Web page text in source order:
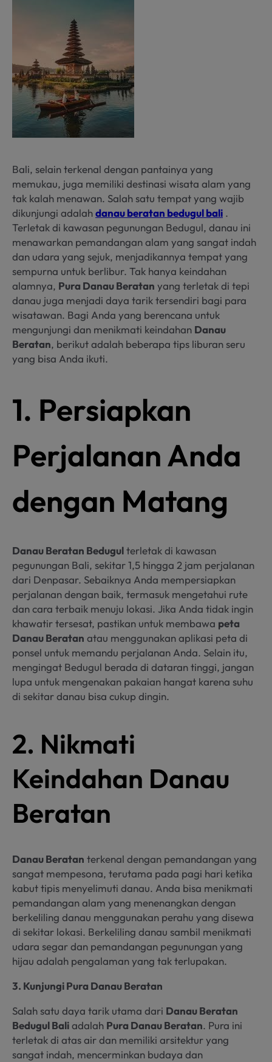
Bali, selain terkenal dengan pantainya yang
memukau, juga memiliki destinasi wisata alam yang
tak kalah menawan. Salah satu tempat yang wajib
dikunjungi adalahdanau beratan bedugul bali .
Terletak di kawasan pegunungan Bedugul, danau ini
menawarkan pemandangan alam yang sangat indah
dan udara yang sejuk, menjadikannya tempat yang
sempurna untuk berlibur. Tak hanya keindahan
alamnya, Pura Danau Beratan yang terletak di tepi
danau juga menjadi daya tarik tersendiri bagi para
wisatawan. Bagi Anda yang berencana untuk
mengunjungi dan menikmati keindahan Danau
Beratan, berikut adalah beberapa tips liburan seru
yang bisa Anda ikuti.
1. Persiapkan
Perjalanan Anda
dengan Matang
Danau Beratan Bedugulterletak di kawasan
pegunungan Bali, sekitar 1,5 hingga 2 jam perjalanan
dari Denpasar. Sebaiknya Anda mempersiapkan
perjalanan dengan baik, termasuk mengetahui rute
dan cara terbaik menuju lokasi. Jika Anda tidak ingin
khawatir tersesat, pastikan untuk membawa peta
Danau Beratan atau menggunakan aplikasi peta di
ponsel untuk memandu perjalanan Anda. Selain itu,
mengingat Bedugul berada di dataran tinggi, jangan
lupa untuk mengenakan pakaian hangat karena suhu
di sekitar danau bisa cukup dingin.
2. Nikmati
Keindahan Danau
Beratan
Danau Beratan terkenal dengan pemandangan yang
sangat mempesona, terutama pada pagi hari ketika
kabut tipis menyelimuti danau. Anda bisa menikmati
pemandangan alam yang menenangkan dengan
berkeliling danau menggunakan perahu yang disewa
di sekitar lokasi. Berkeliling danau sambil menikmati
udara segar dan pemandangan pegunungan yang
hijau adalah pengalaman yang tak terlupakan.
3. Kunjungi Pura Danau Beratan
Salah satu daya tarik utama dari Danau Beratan
Bedugul Baliadalah Pura Danau Beratan. Pura ini
terletak di atas air dan memiliki arsitektur yang
sangat indah, mencerminkan budaya dan